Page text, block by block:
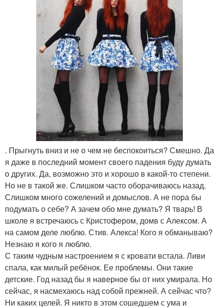
. Прыгнуть вниз и не о чем не беспокоиться? Смешно. Да
я даже в последний момент своего падения буду думать
о других. Да, возможно это и хорошо в какой-то степени.
Но не в такой же. Слишком часто оборачиваюсь назад.
Слишком много сожелений и домыслов. А не пора бы
подумать о себе? А зачем обо мне думать? Я тварь! В
школе я встречаюсь с Кристофером, домв с Алексом. А
на самом деле люблю. Стив. Алекса! Кого я обманываю?
Незнаю я кого я люблю.
С таким чудным настроением я с кровати встала. Ливи
спала, как милый ребёнок. Ее проблемы. Они такие
детские. Год назад бы я наверное бы от них умирала. Но
сейчас, я насмехаюсь над собой прежней. А сейчас что?
Ни каких целей. Я никто в этом сошедшем с ума и